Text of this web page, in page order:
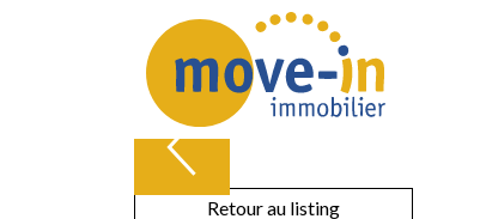
Retour au listing